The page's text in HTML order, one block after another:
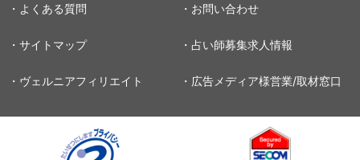
・よくある質問 ・お問い合わせ
・サイトマップ ・占い師募集求人情報
・ヴェルニアフィリエイト ・広告メディア様営業/取材窓口